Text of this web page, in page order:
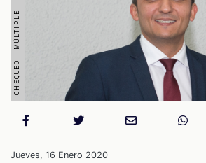
Jueves, 16 Enero 2020